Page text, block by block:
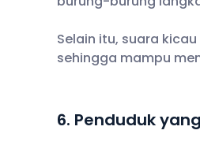
Selain itu, suara
sehingga mampu
6. Penduduk